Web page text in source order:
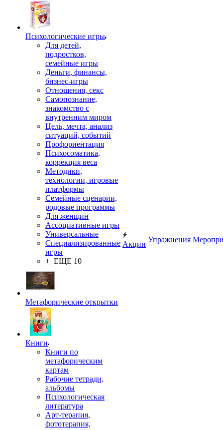
Психологические игры
Для детей,
подростков,
семейные игры
Деньги, финансы,
бизнес-игры
Отношения, секс
Самопознание,
знакомство с
внутренним миром
Цель, мечта, анализ
ситуаций, событий
Профориентация
Психосоматика,
коррекция веса
Методики,
технологии, игровые
платформы
Семейные сценарии,
родовые программы
Для женщин
Ассоциативные игры
Универсальные
Специализированные
игры
+ ЕЩЕ 10
Метафорические открытки
Книги
Книги по
метафорическим
картам
Рабочие тетради,
альбомы
Психологическая
литература
Арт-терапия,
фототерапия,
Акции
Упражнения